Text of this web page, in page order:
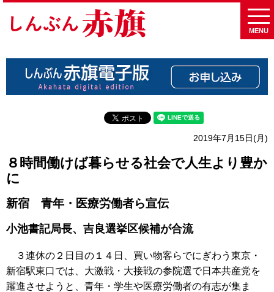
MENU
2019年7月15日(月)
８時間働けば暮らせる社会で人生より豊か
に
新宿 青年・医療労働者ら宣伝
小池書記局長、吉良選挙区候補が合流
３連休の２日目の１４日、買い物客らでにぎわう東京・
新宿駅東口では、大激戦・大接戦の参院選で日本共産党を
躍進させようと、青年・学生や医療労働者の有志が集ま